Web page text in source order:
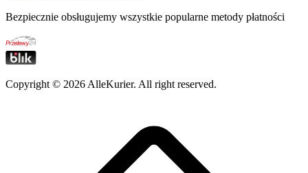
Bezpiecznie obsługujemy wszystkie popularne metody płatności
Copyright © 2026 AlleKurier. All right reserved.